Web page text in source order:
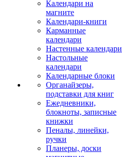
Календари на
магните
Календари-книги
Карманные
календари
Настенные календари
Настольные
календари
Календарные блоки
Органайзеры,
подставки для книг
Ежедневники,
блокноты, записные
книжки
Пеналы, линейки,
ручки
Планеры, доски